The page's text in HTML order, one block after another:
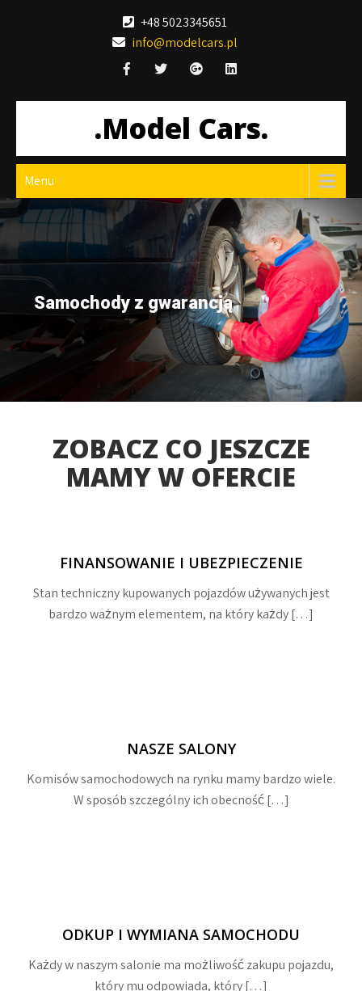
+48 5023345651
info@modelcars.pl
.Model Cars.
Menu
Samochody z gwarancją
ZOBACZ CO JESZCZE
MAMY W OFERCIE
FINANSOWANIE I UBEZPIECZENIE
Stan techniczny kupowanych pojazdów używanych jest
bardzo ważnym elementem, na który każdy […]
NASZE SALONY
Komisów samochodowych na rynku mamy bardzo wiele.
W sposób szczególny ich obecność […]
ODKUP I WYMIANA SAMOCHODU
Każdy w naszym salonie ma możliwość zakupu pojazdu,
który mu odpowiada, który […]